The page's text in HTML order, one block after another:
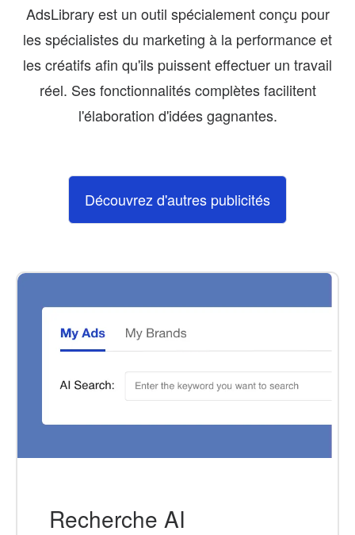
AdsLibrary est un outil spécialement conçu pour
les spécialistes du marketing à la performance et
les créatifs afin qu'ils puissent effectuer un travail
réel. Ses fonctionnalités complètes facilitent
l'élaboration d'idées gagnantes.
Découvrez d'autres publicités
Recherche AI